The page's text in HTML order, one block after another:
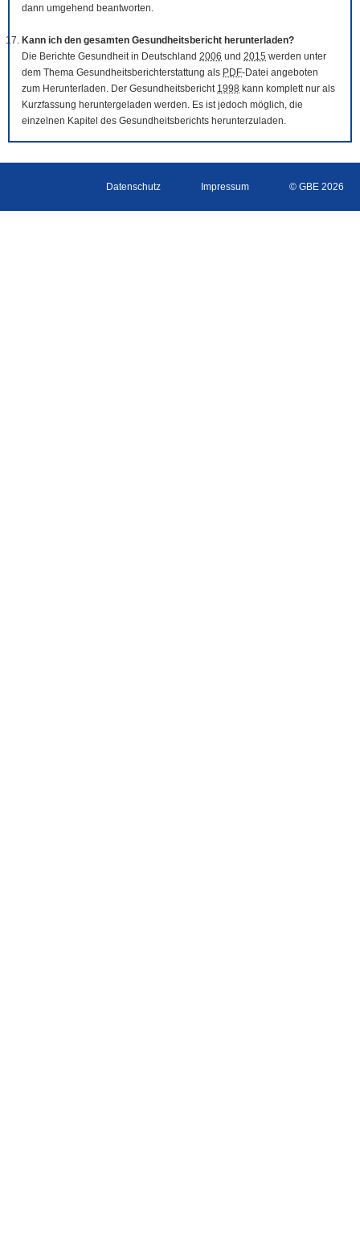
dann umgehend beantworten.
Kann ich den gesamten Gesundheitsbericht herunterladen?
Die Berichte Gesundheit in Deutschland 2006 und 2015 werden unter
dem Thema Gesundheitsberichterstattung als PDF-Datei angeboten
zum Herunterladen. Der Gesundheitsbericht 1998 kann komplett nur als
Kurzfassung heruntergeladen werden. Es ist jedoch möglich, die
einzelnen Kapitel des Gesundheitsberichts herunterzuladen.
Datenschutz Impressum © GBE 2026